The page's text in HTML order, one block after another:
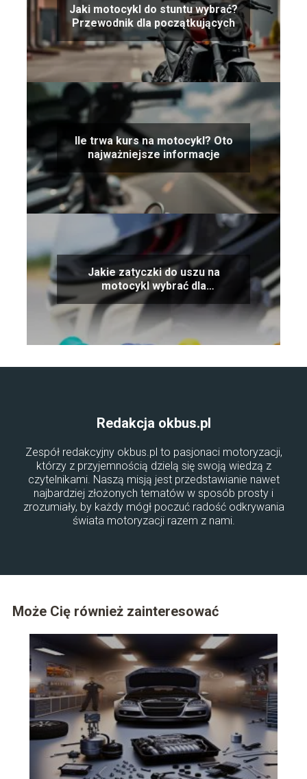
Jaki motocykl do stuntu wybrać?
Przewodnik dla początkujących
Ile trwa kurs na motocykl? Oto
najważniejsze informacje
Jakie zatyczki do uszu na
motocykl wybrać dla
maksymalnej ochrony?
Redakcja okbus.pl
Zespół redakcyjny okbus.pl to pasjonaci motoryzacji,
którzy z przyjemnością dzielą się swoją wiedzą z
czytelnikami. Naszą misją jest przedstawianie nawet
najbardziej złożonych tematów w sposób prosty i
zrozumiały, by każdy mógł poczuć radość odkrywania
świata motoryzacji razem z nami.
Może Cię również zainteresować